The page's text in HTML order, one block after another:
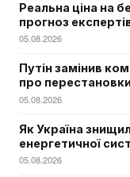
Реальна ціна на
прогноз
05.08.2026
Путін замінив
про
05.08.2026
Як Україна
енергетичної
05.08.2026